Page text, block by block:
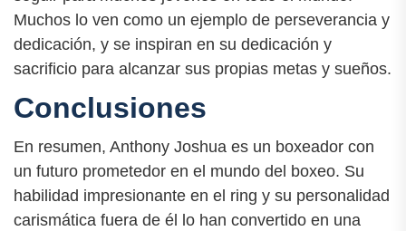
Muchos lo ven como un ejemplo de perseverancia y
dedicación, y se inspiran en su dedicación y
sacrificio para alcanzar sus propias metas y sueños.
Conclusiones
En resumen, Anthony Joshua es un boxeador con
un futuro prometedor en el mundo del boxeo. Su
habilidad impresionante en el ring y su personalidad
carismática fuera de él lo han convertido en una